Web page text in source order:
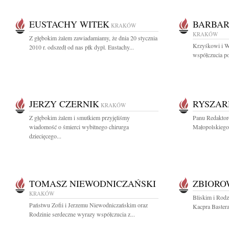
EUSTACHY WITEK KRAKÓW
Z głębokim żalem zawiadamiamy, że dnia 20 stycznia
2010 r. odszedł od nas płk dypl. Eustachy...
KRAKÓW
Krzyśkowi i
współczucia
JERZY CZERNIK KRAKÓW
Z głębokim żalem i smutkiem przyjęliśmy
wiadomość o śmierci wybitnego chirurga
dziecięcego...
Panu
TOMASZ NIEWODNICZAŃSKI
KRAKÓW
Państwu Zofii i Jerzemu Niewodniczańskim oraz
Rodzinie serdeczne wyrazy współczucia z...
Bliskim i
Kacpra